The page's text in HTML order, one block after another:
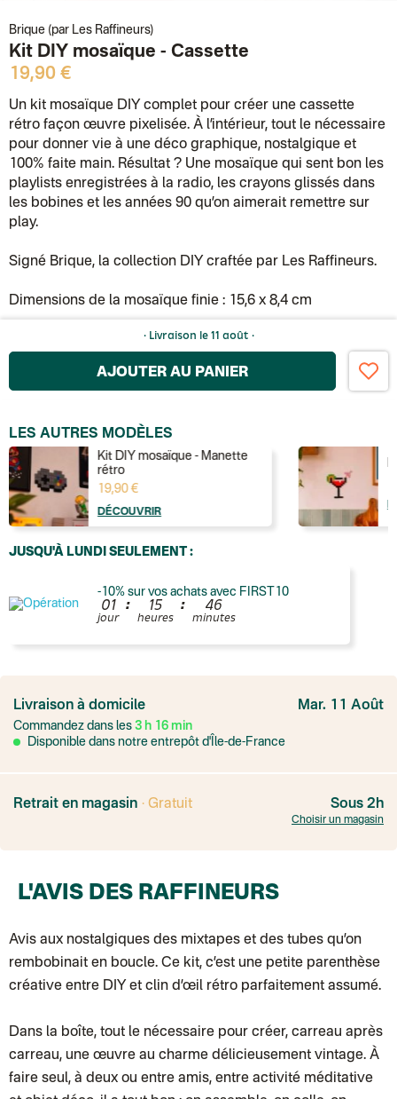
Brique (par Les Raffineurs)
Kit DIY mosaïque - Cassette
19,90 €
Un kit mosaïque DIY complet pour créer une cassette
rétro façon œuvre pixelisée. À l’intérieur, tout le nécessaire
pour donner vie à une déco graphique, nostalgique et
100% faite main. Résultat ? Une mosaïque qui sent bon les
playlists enregistrées à la radio, les crayons glissés dans
les bobines et les années 90 qu’on aimerait remettre sur
play.
Signé Brique, la collection DIY craftée par Les Raffineurs.
Dimensions de la mosaïque finie : 15,6 x 8,4 cm
· Livraison le 11 août ·
AJOUTER AU PANIER
LES AUTRES MODÈLES
Kit DIY mosaïque - Manette
rétro
19,90 €
DÉCOUVRIR
JUSQU'À LUNDI SEULEMENT :
-10% sur vos achats avec FIRST10
01
jour
: 15
heures
: 46
minutes
Colissimo suivi
Point relais rapide
Transport Express
Lettre prioritaire
Livraison TNT (expédition par Salty design )
Point relais Express (commerçant ou bureau de poste) : Point
Point relais Standard
Colissimo suivi (expédition partenaire)
Colissimo suivi (envoi partenaire)
Test dropshipping
Colissimo suivi (expédition Soundivine)
Lettre suivie (expédition Merci Maman)
Colissimo suivi (expédition June & Jane)
Colissimo suivi (expédition Les Fils)
Livraison à domicile Mar. 11 Août
Commandez dans les 3 h 16 min
Disponible dans notre entrepôt d'Île-de-France
Retrait en magasin · Gratuit Sous 2h
Choisir un magasin
L'AVIS DES RAFFINEURS
Avis aux nostalgiques des mixtapes et des tubes qu’on
rembobinait en boucle. Ce kit, c’est une petite parenthèse
créative entre DIY et clin d’œil rétro parfaitement assumé.
Dans la boîte, tout le nécessaire pour créer, carreau après
carreau, une œuvre au charme délicieusement vintage. À
faire seul, à deux ou entre amis, entre activité méditative